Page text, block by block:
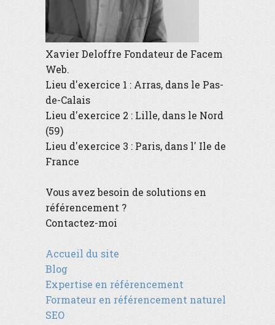
Xavier Deloffre Fondateur de Facem
Web.
Lieu d'exercice 1 : Arras, dans le Pas-
de-Calais
Lieu d'exercice 2 : Lille, dans le Nord
(59)
Lieu d'exercice 3 : Paris, dans l' Ile de
France
Vous avez besoin de solutions en
référencement ?
Contactez-moi
Accueil du site
Blog
Expertise en référencement
Formateur en référencement naturel
SEO